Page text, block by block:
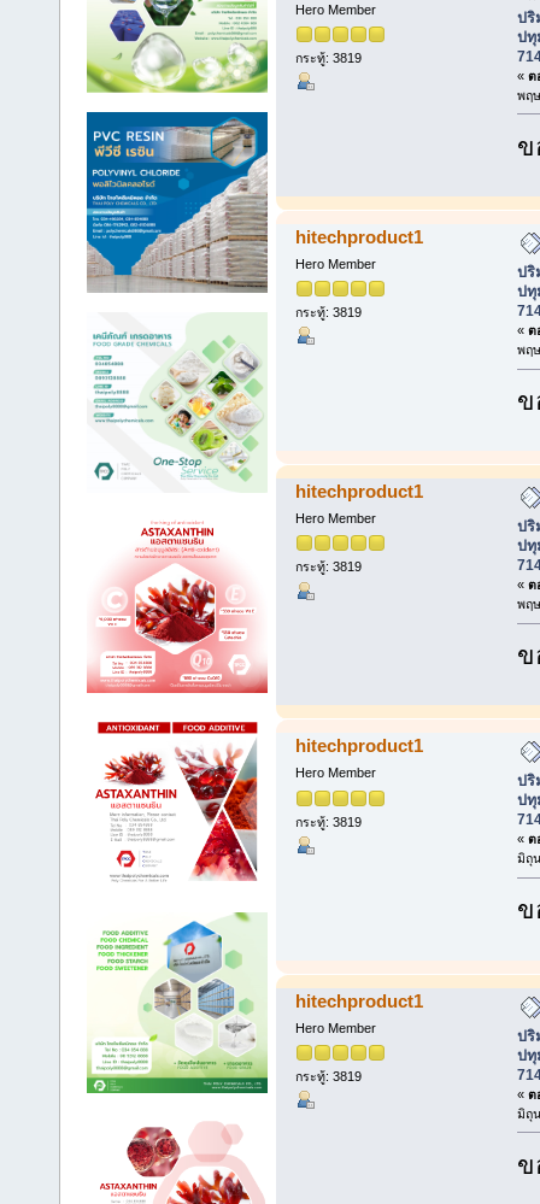
Hero Member
กระทู้: 3819
ปริ
ปทุ
« ต
พฤ
ข
hitechproduct1
Hero Member
กระทู้: 3819
ปริ
ปทุ
« ต
พฤ
ข
hitechproduct1
Hero Member
กระทู้: 3819
ปริ
ปทุ
« ต
พฤ
ข
hitechproduct1
Hero Member
กระทู้: 3819
ปริ
ปทุ
« ต
มิถุ
ข
hitechproduct1
Hero Member
กระทู้: 3819
ปริ
ปทุ
« ต
มิถุ
ข